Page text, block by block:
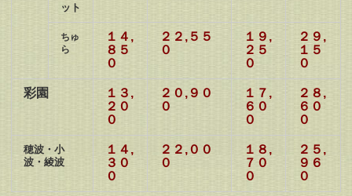
ット
ちゅ
ら
１４,
８５
０
２２,５５
０
１９,
２５
０
２９,
１５
０
彩園
１３,
２０
０
２０,９０
０
１７,
６０
０
２８,
６０
０
穂波・小
波・綾波
１４,
３０
０
２２,００
０
１８,
７０
０
２５,
９６
０